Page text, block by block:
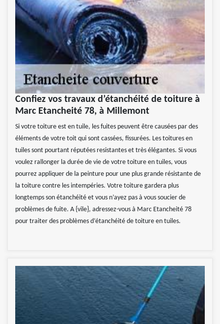
Confiez vos travaux d’étanchéité de toiture à
Marc Etancheité 78, à Millemont
Si votre toiture est en tuile, les fuites peuvent être causées par des
éléments de votre toit qui sont cassées, fissurées. Les toitures en
tuiles sont pourtant réputées resistantes et très élégantes. Si vous
voulez rallonger la durée de vie de votre toiture en tuiles, vous
pourrez appliquer de la peinture pour une plus grande résistante de
la toiture contre les intempéries. Votre toiture gardera plus
longtemps son étanchéité et vous n’ayez pas à vous soucier de
problèmes de fuite. A {vile}, adressez-vous à Marc Etancheité 78
pour traiter des problèmes d’étanchéité de toiture en tuiles.